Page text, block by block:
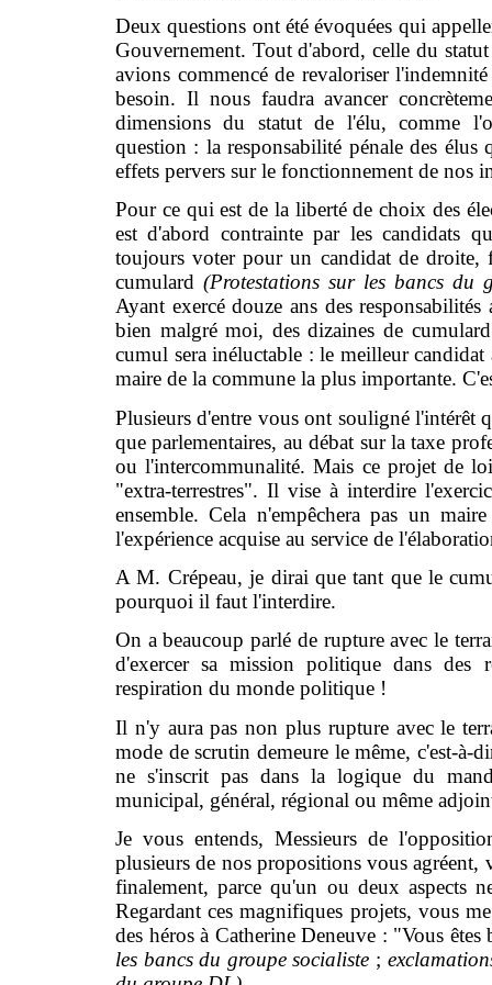
Deux questions ont été évoquées qui
Gouvernement. Tout d'abord, celle du
avions commencé de revaloriser
besoin. Il nous faudra avancer
dimensions du statut de l'élu, comme
question : la responsabilité pénale des
effets pervers sur le fonctionnement de nos
Pour ce qui est de la liberté de choix des
est d'abord contrainte par les candidats
toujours voter pour un candidat de
cumulard(Protestations sur les bancs
Ayant exercé douze ans des
bien malgré moi, des dizaines de
cumul sera inéluctable : le meilleur
maire de la commune la plus importante.
Plusieurs d'entre vous ont souligné l'intérêt
que parlementaires, au débat sur la taxe
ou l'intercommunalité. Mais ce projet de
"extra-terrestres". Il vise à interdire
ensemble. Cela n'empêchera pas un
l'expérience acquise au service de
A M. Crépeau, je dirai que tant que le
pourquoi il faut l'interdire.
On a beaucoup parlé de rupture avec le
d'exercer sa mission politique dans des
respiration du monde politique !
Il n'y aura pas non plus rupture avec le
mode de scrutin demeure le même, c'est-
ne s'inscrit pas dans la logique du
municipal, général, régional ou même
Je vous entends, Messieurs de
plusieurs de nos propositions vous agréent,
finalement, parce qu'un ou deux aspects
Regardant ces magnifiques projets, vous
des héros à Catherine Deneuve : "Vous
les bancs du groupe socialiste ;